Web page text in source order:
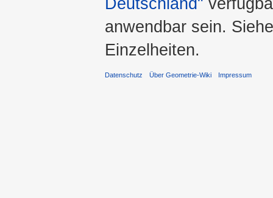
anwendbar sein.
Einzelheiten.
Datenschutz Über Geometrie-Wiki Impressum